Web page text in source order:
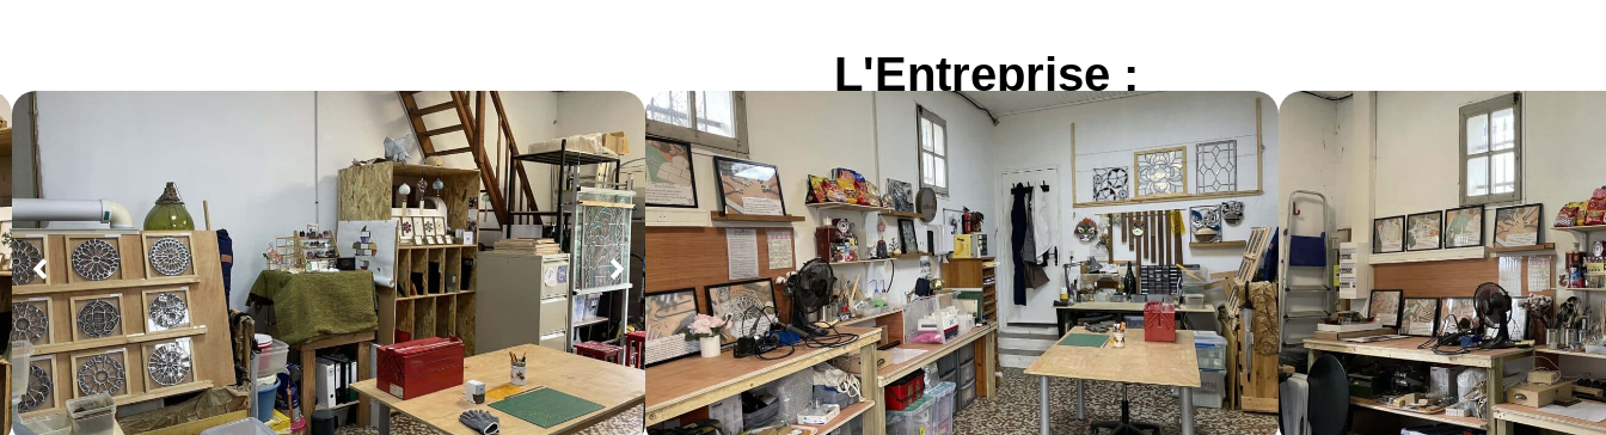
L'Entreprise :
ATELIER STAINED GLASS
Rural
Sylvia ouvre son atelier en Dordogne, l'Atelier Stained Glass, dans lequel elle crée
et restaure des vitraux selon la technique traditionnelle au plomb. Elle propose
aussi le Tiffany, la peinture sur verre et le Fusing. Son univers artistique mêle